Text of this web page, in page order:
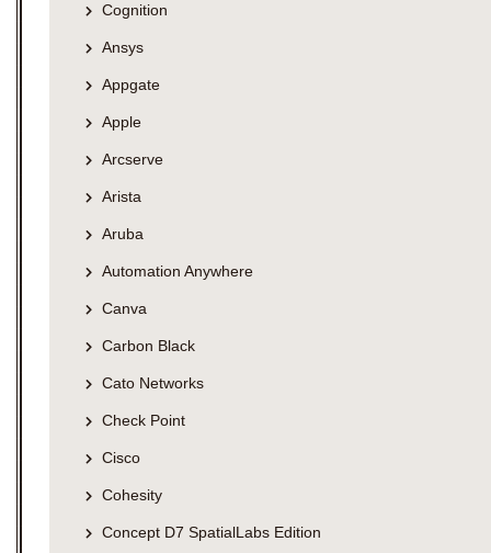
Cognition
Ansys
Appgate
Apple
Arcserve
Arista
Aruba
Automation Anywhere
Canva
Carbon Black
Cato Networks
Check Point
Cisco
Cohesity
Concept D7 SpatialLabs Edition